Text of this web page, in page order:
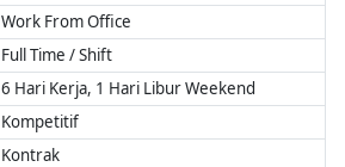
Work From Office
Full Time / Shift
6 Hari Kerja, 1 Hari Libur Weekend
Kompetitif
Kontrak